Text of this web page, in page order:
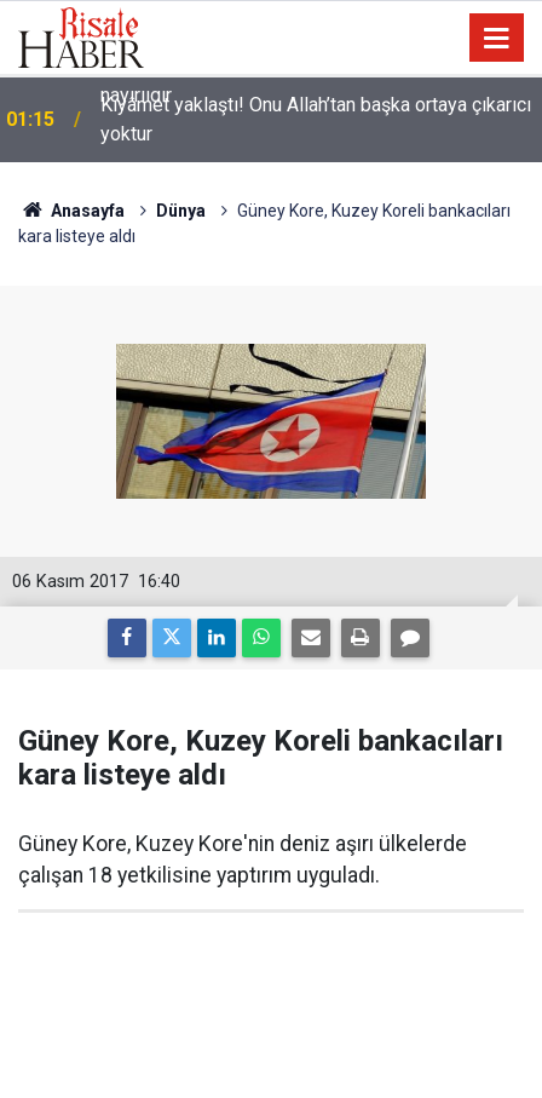
01:15
Kıyâmet yaklaştı! Onu Allah’tan başka ortaya çıkarıcı
yoktur
Anasayfa Dünya
Güney Kore, Kuzey Koreli bankacıları
kara listeye aldı
16:40
06 Kasım 2017
Güney Kore, Kuzey Koreli bankacıları
kara listeye aldı
Güney Kore, Kuzey Kore'nin deniz aşırı ülkelerde
çalışan 18 yetkilisine yaptırım uyguladı.